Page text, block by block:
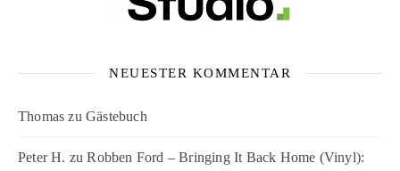
NEUESTER KOMMENTAR
Thomas zuGästebuch
Peter H. zuRobben Ford – Bringing It Back Home (Vinyl):